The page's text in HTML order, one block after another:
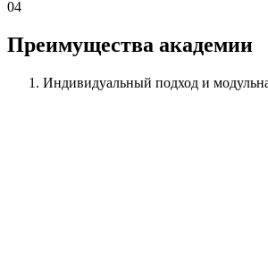
04
Преимущества академии
Индивидуальный подход и